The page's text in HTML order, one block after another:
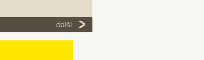
další